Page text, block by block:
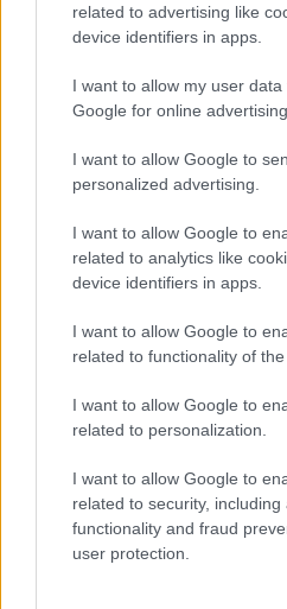
related to advertising like
device identifiers in apps.
I want to allow my user
Google for online
I want to allow Google to
personalized advertising.
I want to allow Google to
related to analytics like
device identifiers in apps.
I want to allow Google to
related to functionality of
I want to allow Google to
related to personalization.
I want to allow Google to
related to security, including
functionality and fraud
user protection.
A RÓMAIAKTÓL AZ
TÁRLATVEZETÉSEK,
A GYŐRI RÓMER
Ingyenes programokkal és
ráadásul a Várkazamata –
látogatható.